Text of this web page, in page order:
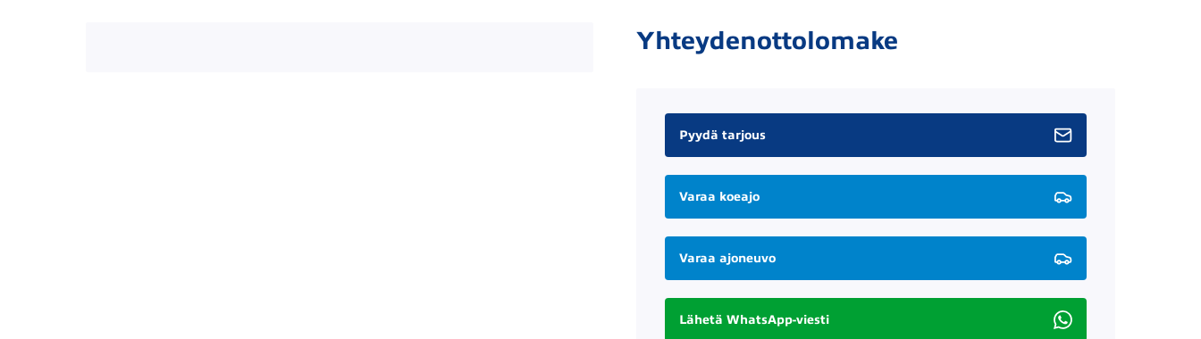
Yhteydenottolomake
Pyydä tarjous
Varaa koeajo
Varaa ajoneuvo
Lähetä WhatsApp-viesti